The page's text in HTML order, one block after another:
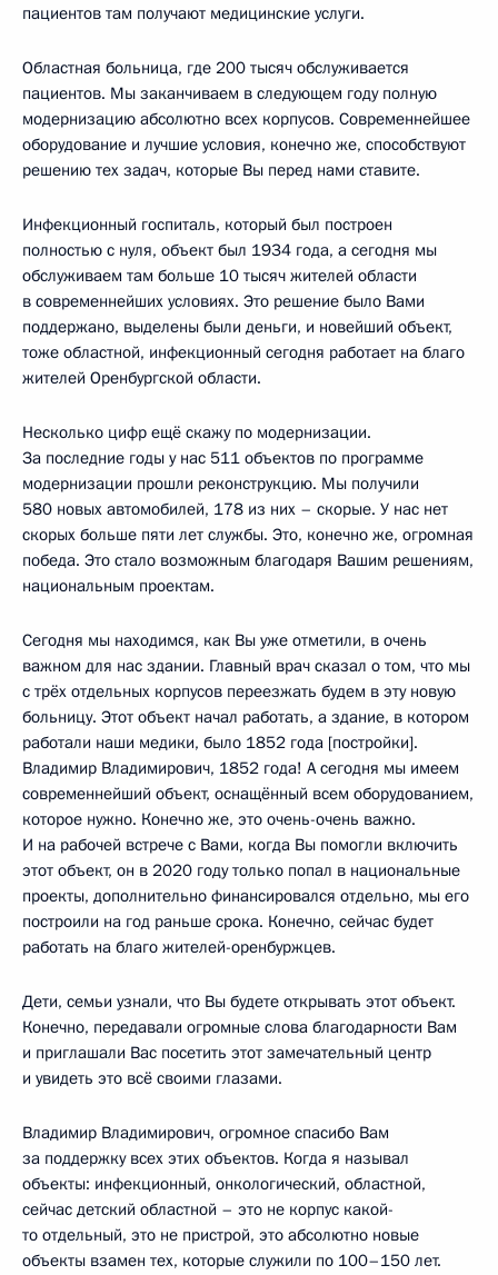
пациентов там получают медицинские услуги.
Областная больница, где 200 тысяч обслуживается
пациентов. Мы заканчиваем в следующем году полную
модернизацию абсолютно всех корпусов. Современнейшее
оборудование и лучшие условия, конечно же, способствуют
решению тех задач, которые Вы перед нами ставите.
Инфекционный госпиталь, который был построен
полностью с нуля, объект был 1934 года, а сегодня мы
обслуживаем там больше 10 тысяч жителей области
в современнейших условиях. Это решение было Вами
поддержано, выделены были деньги, и новейший объект,
тоже областной, инфекционный сегодня работает на благо
жителей Оренбургской области.
Несколько цифр ещё скажу по модернизации.
За последние годы у нас 511 объектов по программе
модернизации прошли реконструкцию. Мы получили
580 новых автомобилей, 178 из них – скорые. У нас нет
скорых больше пяти лет службы. Это, конечно же, огромная
победа. Это стало возможным благодаря Вашим решениям,
национальным проектам.
Сегодня мы находимся, как Вы уже отметили, в очень
важном для нас здании. Главный врач сказал о том, что мы
с трёх отдельных корпусов переезжать будем в эту новую
больницу. Этот объект начал работать, а здание, в котором
работали наши медики, было 1852 года [постройки].
Владимир Владимирович, 1852 года! А сегодня мы имеем
современнейший объект, оснащённый всем оборудованием,
которое нужно. Конечно же, это очень-очень важно.
И на рабочей встрече с Вами, когда Вы помогли включить
этот объект, он в 2020 году только попал в национальные
проекты, дополнительно финансировался отдельно, мы его
построили на год раньше срока. Конечно, сейчас будет
работать на благо жителей-оренбуржцев.
Дети, семьи узнали, что Вы будете открывать этот объект.
Конечно, передавали огромные слова благодарности Вам
и приглашали Вас посетить этот замечательный центр
и увидеть это всё своими глазами.
Владимир Владимирович, огромное спасибо Вам
за поддержку всех этих объектов. Когда я называл
объекты: инфекционный, онкологический, областной,
сейчас детский областной – это не корпус какой-
то отдельный, это не пристрой, это абсолютно новые
объекты взамен тех, которые служили по 100–150 лет.